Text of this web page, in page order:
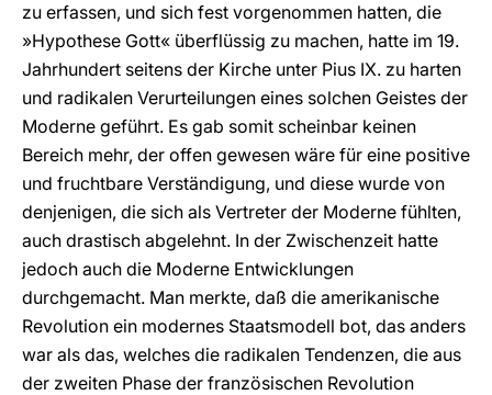
zu erfassen, und sich fest vorgenommen hatten, die
»Hypothese Gott« überflüssig zu machen, hatte im 19.
Jahrhundert seitens der Kirche unter Pius IX. zu harten
und radikalen Verurteilungen eines solchen Geistes der
Moderne geführt. Es gab somit scheinbar keinen
Bereich mehr, der offen gewesen wäre für eine positive
und fruchtbare Verständigung, und diese wurde von
denjenigen, die sich als Vertreter der Moderne fühlten,
auch drastisch abgelehnt. In der Zwischenzeit hatte
jedoch auch die Moderne Entwicklungen
durchgemacht. Man merkte, daß die amerikanische
Revolution ein modernes Staatsmodell bot, das anders
war als das, welches die radikalen Tendenzen, die aus
der zweiten Phase der französischen Revolution